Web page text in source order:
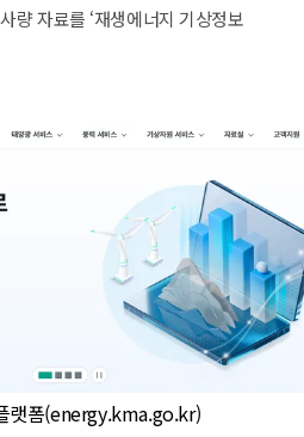
량 자료를 ‘재생에너지 기상정보
랫폼(energy.kma.go.kr)